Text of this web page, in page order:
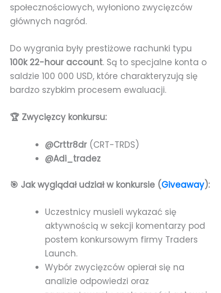
społecznościowych, wyłoniono zwycięzców
głównych nagród.
Do wygrania były prestiżowe rachunki typu
100k 22-hour account. Są to specjalne konta o
saldzie 100 000 USD, które charakteryzują się
bardzo szybkim procesem ewaluacji.
🏆 Zwycięzcy konkursu:
@Crttr8dr(CRT-TRDS)
@Adi_tradez
🎯 Jak wyglądał udział w konkursie (Giveaway):
Uczestnicy musieli wykazać się
aktywnością w sekcji komentarzy pod
postem konkursowym firmy Traders
Launch.
Wybór zwycięzców opierał się na
analizie odpowiedzi oraz